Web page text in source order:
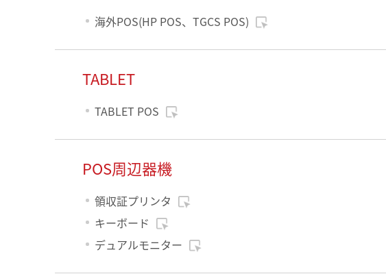
海外POS(HP POS、TGCS POS)
TABLET
TABLET POS
POS周辺器機
領収証プリンタ
キーボード
デュアルモニター